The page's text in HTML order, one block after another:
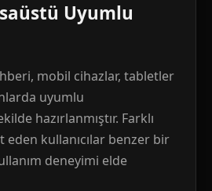
Uyumlu
mobil cihazlar, tabletler
uyumlu
hazırlanmıştır. Farklı
eden kullanıcılar benzer bir
deneyimi elde